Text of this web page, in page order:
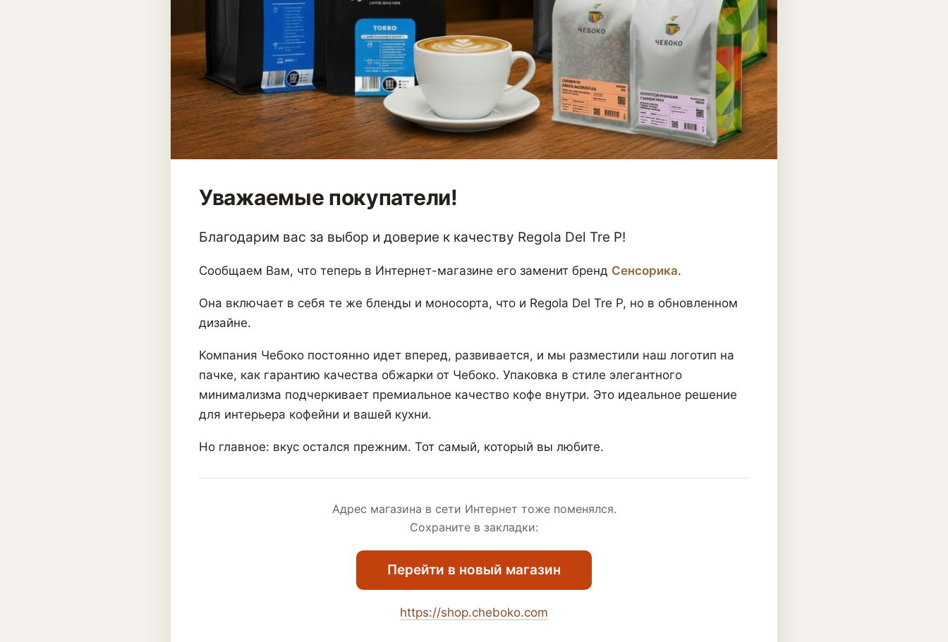
Уважаемые покупатели!
Благодарим вас за выбор и доверие к качеству Regola Del Tre P!
Сообщаем Вам, что теперь в Интернет-магазине его заменит бренд Сенсорика.
Она включает в себя те же бленды и моносорта, что и Regola Del Tre P, но в обновленном
дизайне.
Компания Чебоко постоянно идет вперед, развивается, и мы разместили наш логотип на
пачке, как гарантию качества обжарки от Чебоко. Упаковка в стиле элегантного
минимализма подчеркивает премиальное качество кофе внутри. Это идеальное решение
для интерьера кофейни и вашей кухни.
Но главное: вкус остался прежним. Тот самый, который вы любите.
Адрес магазина в сети Интернет тоже поменялся.
Сохраните в закладки:
Перейти в новый магазин
https://shop.cheboko.com